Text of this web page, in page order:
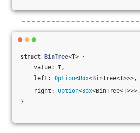
struct BinTree<T> {
value: T,
left: Option<Box<BinTree<T>>>,
right: Option<Box<BinTree<T>>>,
}